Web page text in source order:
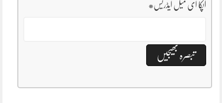
آپکا ای میل ایڈریس*